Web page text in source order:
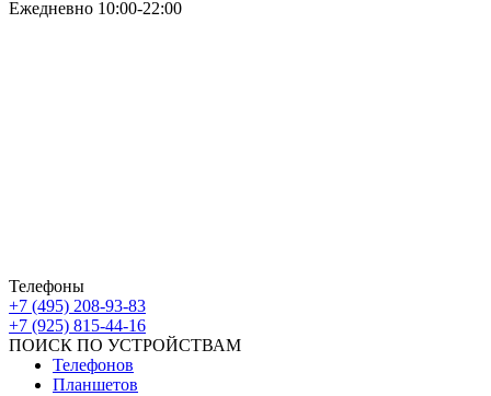
Ежедневно 10:00-22:00
Телефоны
+7 (495) 208-93-83
+7 (925) 815-44-16
ПОИСК ПО УСТРОЙСТВАМ
Телефонов
Планшетов